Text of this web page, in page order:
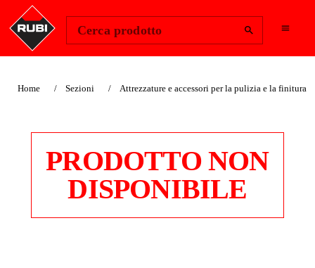
Cerca prodotto
Home Sezioni Attrezzature e accessori per la pulizia e la finitura
PRODOTTO NON
DISPONIBILE